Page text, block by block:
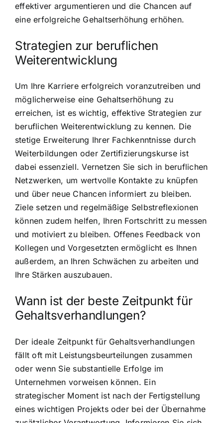
effektiver argumentieren und die Chancen auf
eine erfolgreiche Gehaltserhöhung erhöhen.
Strategien zur beruflichen
Weiterentwicklung
Um Ihre Karriere erfolgreich voranzutreiben und
möglicherweise eine Gehaltserhöhung zu
erreichen, ist es wichtig, effektive Strategien zur
beruflichen Weiterentwicklung zu kennen. Die
stetige Erweiterung Ihrer Fachkenntnisse durch
Weiterbildungen oder Zertifizierungskurse ist
dabei essenziell. Vernetzen Sie sich in beruflichen
Netzwerken, um wertvolle Kontakte zu knüpfen
und über neue Chancen informiert zu bleiben.
Ziele setzen und regelmäßige Selbstreflexionen
können zudem helfen, Ihren Fortschritt zu messen
und motiviert zu bleiben. Offenes Feedback von
Kollegen und Vorgesetzten ermöglicht es Ihnen
außerdem, an Ihren Schwächen zu arbeiten und
Ihre Stärken auszubauen.
Wann ist der beste Zeitpunkt für
Gehaltsverhandlungen?
Der ideale Zeitpunkt für Gehaltsverhandlungen
fällt oft mit Leistungsbeurteilungen zusammen
oder wenn Sie substantielle Erfolge im
Unternehmen vorweisen können. Ein
strategischer Moment ist nach der Fertigstellung
eines wichtigen Projekts oder bei der Übernahme